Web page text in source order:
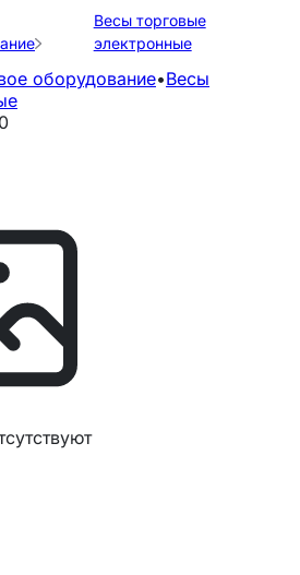
Весы торговые
электронные
оборудование•Весы